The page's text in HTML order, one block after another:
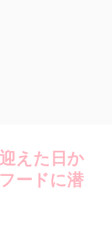
えた日か
ードに潜